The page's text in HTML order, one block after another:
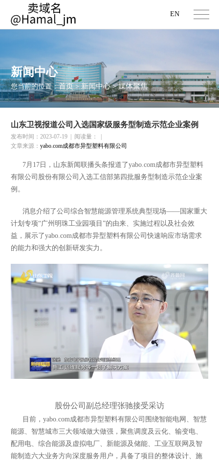
EN
新闻中心
您当前的位置：首页>新闻中心>媒体聚焦
山东卫视报道公司入选国家级服务型制造示范企业案例
发布时间：2023-07-19 阅读量：
文章来源：yabo.com成都市异型塑料有限公司
7月 17 日， 山东新闻联播头条报道了yabo.com成都市异型塑料
有限公司股份有限公司入选工信部第四批服务型制造示范企业案
例。
消息介绍了公司综合智慧能源管理系统典型现场——国家重大
计划专项“广州明珠工业园项目”的由来、实施过程以及社会效
益，展示了yabo.com成都市异型塑料有限公司快速响应市场需求
的能力和强大的创新研发实力。
股份公司副总经理张驰接受采访
目前，yabo.com成都市异型塑料有限公司围绕智能电网、智慧
能源、智慧城市三大领域做大做强，聚焦调度及云化、输变电、
配用电、综合能源及虚拟电厂、新能源及储能、工业互联网及智
能制造六大业务方向深度服务用户，具备了项目的整体设计、施